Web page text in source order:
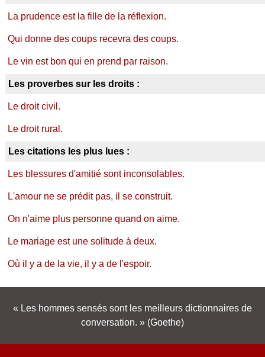
La prudence est la fille de la réflexion.
Qui donne des coups recevra des coups.
Le vin est bon qui en prend par raison.
Les proverbes sur les droits :
Le droit civil.
Le droit rural.
Les citations les plus lues :
Les blessures d'amitié sont inconsolables.
L'amour ne se prédit pas, il se construit.
On n'aime plus personne quand on aime.
Le mariage est une solitude à deux.
Où il y a de la vie, il y a de l'espoir.
Les hommes sensés sont les meilleurs dictionnaires de
conversation.
(Goethe)